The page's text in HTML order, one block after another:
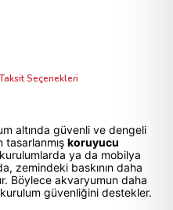
Taksit Seçenekleri
altında güvenli ve dengeli
koruyucu
ya da mobilya
zemindeki baskının daha
Böylece akvaryumun daha
güvenliğini destekler.